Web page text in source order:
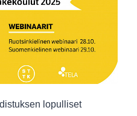
lopulliset